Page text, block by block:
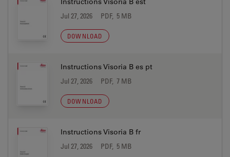
Jul 27, 2026 PDF, 5 MB
DOWNLOAD
Instructions Visoria B es pt
Jul 27, 2026 PDF, 7 MB
DOWNLOAD
Instructions Visoria B fr
Jul 27, 2026 PDF, 5 MB